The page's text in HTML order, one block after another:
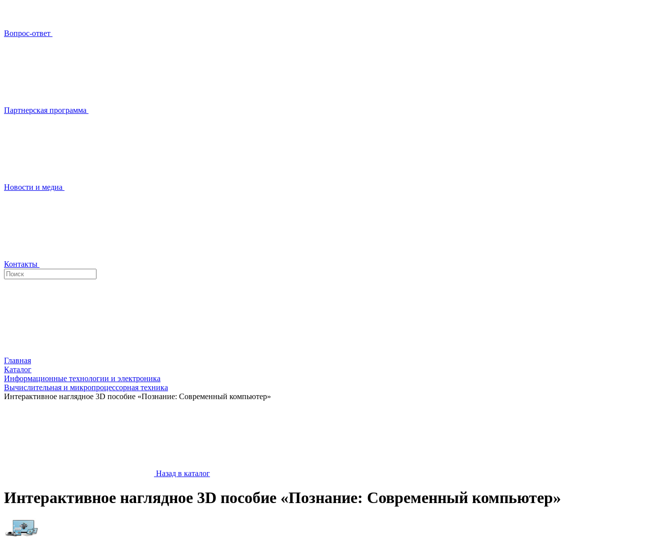
Вопрос-ответ
Партнерская программа
Новости и медиа
Контакты
Главная
Каталог
Информационные технологии и электроника
Вычислительная и микропроцессорная техника
Интерактивное наглядное 3D пособие «Познание: Современный компьютер»
Назад в каталог
Интерактивное наглядное 3D пособие «Познание: Современный компьютер»